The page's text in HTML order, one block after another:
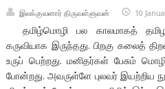
இலக்குவனார் திருவள்ளுவன் 10
தமிழ்மொழி பல காலமாகத்
கருவியாக இருந்தது. பிறகு கலைத்
உருப் பெற்றது. மனிதர்கள் பேசும்
போன்றது. அவருள்ளே புலவர்